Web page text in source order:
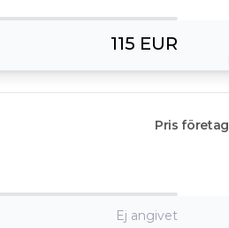
115 EUR
Pris företag
Ej angivet